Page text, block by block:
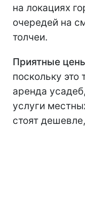
на локациях
очередей на
толчеи.
Приятные
поскольку это
аренда
услуги
стоят